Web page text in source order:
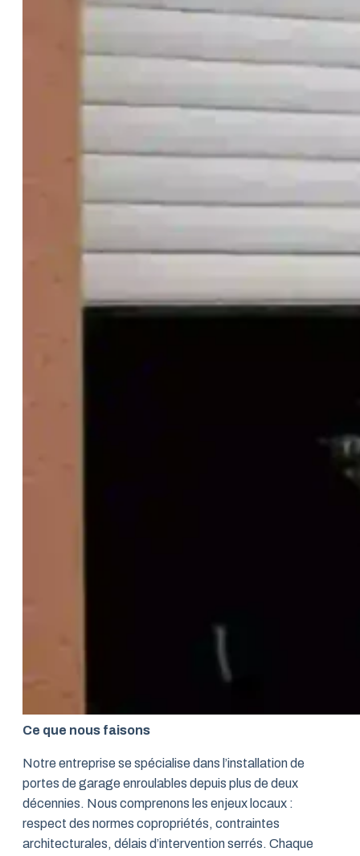
Ce que nous faisons
Notre entreprise se spécialise dans l’installation de
portes de garage enroulables depuis plus de deux
décennies. Nous comprenons les enjeux locaux :
respect des normes copropriétés, contraintes
architecturales, délais d’intervention serrés. Chaque